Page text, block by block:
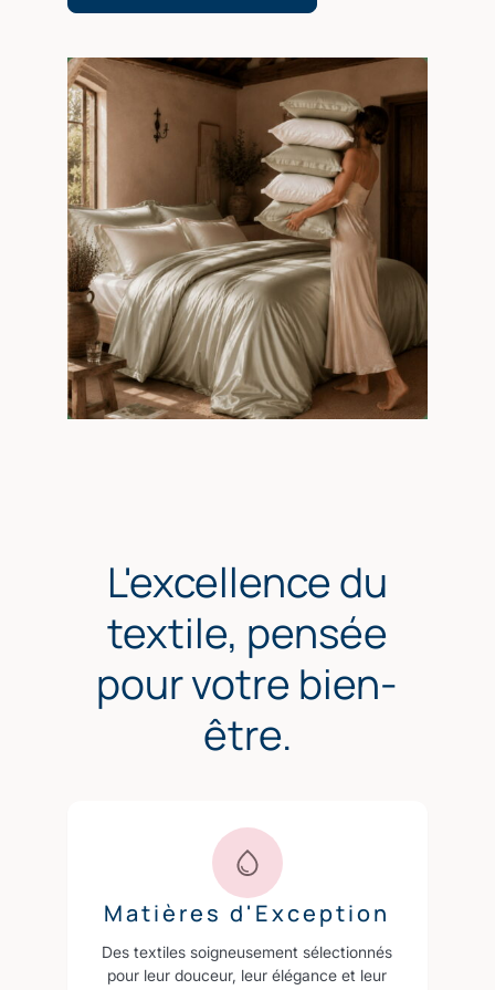
L'excellence du
textile, pensée
pour votre bien-
être.
Matières d'Exception
Des textiles soigneusement sélectionnés
pour leur douceur, leur élégance et leur